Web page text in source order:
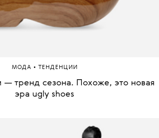
МОДА • ТЕНДЕНЦИИ
— тренд сезона. Похоже, это новая
эра ugly shoes